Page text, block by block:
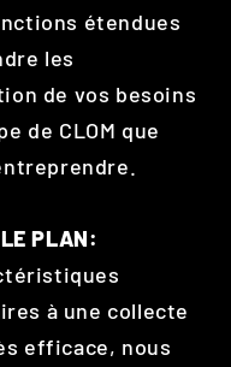
étendues
les
de vos besoins
de CLOM que
PLAN:
à une collecte
efficace, nous